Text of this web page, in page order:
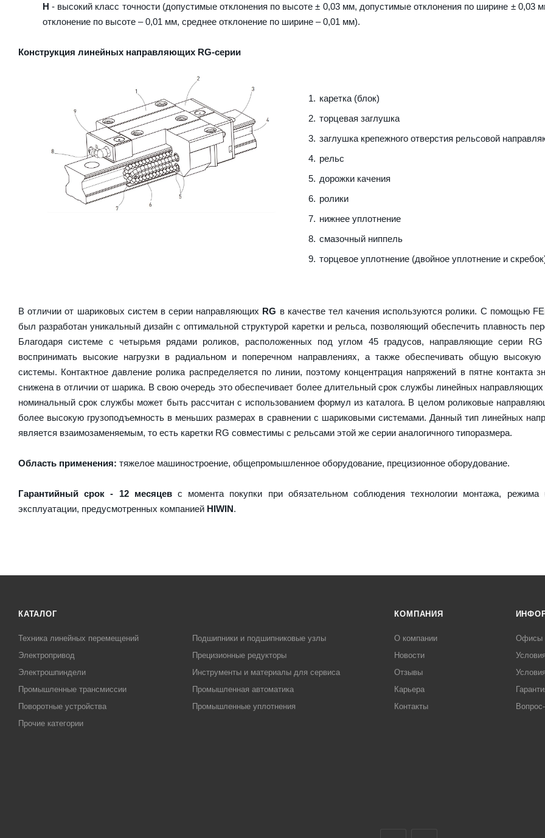
H - высокий класс точности (допустимые отклонения по высоте ± 0,03 мм, допустимые отклонения по ширине ± 0,03
отклонение по высоте – 0,01 мм, среднее отклонение по ширине – 0,01 мм).
Конструкция линейных направляющих RG-серии
каретка (блок)
торцевая заглушка
заглушка крепежного отверстия рельсовой
рельс
дорожки качения
ролики
нижнее уплотнение
смазочный ниппель
торцевое уплотнение (двойное уплотнение и
В отличии от шариковых систем в серии направляющих RG в качестве тел качения используются ролики. С помощью
был разработан уникальный дизайн с оптимальной структурой каретки и рельса, позволяющий обеспечить плавность
Благодаря системе с четырьмя рядами роликов, расположенных под углом 45 градусов, направляющие серии
воспринимать высокие нагрузки в радиальном и поперечном направлениях, а также обеспечивать общую высокую
системы. Контактное давление ролика распределяется по линии, поэтому концентрация напряжений в пятне контакта
снижена в отличии от шарика. В свою очередь это обеспечивает более длительный срок службы линейных направляющих
номинальный срок службы может быть рассчитан с использованием формул из каталога. В целом роликовые
более высокую грузоподъемность в меньших размерах в сравнении с шариковыми системами. Данный тип линейных
является взаимозаменяемым, то есть каретки RG совместимы с рельсами этой же серии аналогичного типоразмера.
Область применения: тяжелое машиностроение, общепромышленное оборудование, прецизионное оборудование.
Гарантийный срок - 12 месяцевс момента покупки при обязательном соблюдения технологии монтажа, режима
эксплуатации, предусмотренных компанией HIWIN.
КАТАЛОГ
Техника линейных перемещений
Подшипники и подшипниковые узлы
Электропривод
Прецизионные редукторы
Электрошпиндели
Инструменты и материалы для сервиса
Промышленные трансмиссии
Промышленная автоматика
Поворотные устройства
Промышленные уплотнения
Прочие категории
КОМПАНИЯ
О компании
Новости
Отзывы
Карьера
Контакты
Офисы